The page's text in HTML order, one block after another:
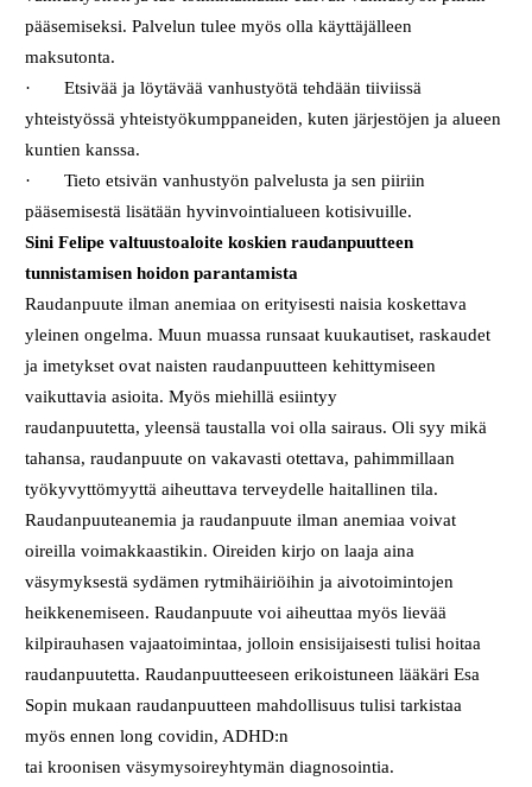
pääsemiseksi. Palvelun tulee myös olla käyttäjälleen
maksutonta.
· Etsivää ja löytävää vanhustyötä tehdään tiiviissä
yhteistyössä yhteistyökumppaneiden, kuten järjestöjen ja alueen
kuntien kanssa.
· Tieto etsivän vanhustyön palvelusta ja sen piiriin
pääsemisestä lisätään hyvinvointialueen kotisivuille.
Sini Felipe valtuustoaloite koskien raudanpuutteen
tunnistamisen hoidon parantamista
Raudanpuute ilman anemiaa on erityisesti naisia koskettava
yleinen ongelma. Muun muassa runsaat kuukautiset, raskaudet
ja imetykset ovat naisten raudanpuutteen kehittymiseen
vaikuttavia asioita. Myös miehillä esiintyy
raudanpuutetta, yleensä taustalla voi olla sairaus. Oli syy mikä
tahansa, raudanpuute on vakavasti otettava, pahimmillaan
työkyvyttömyyttä aiheuttava terveydelle haitallinen tila.
Raudanpuuteanemia ja raudanpuute ilman anemiaa voivat
oireilla voimakkaastikin. Oireiden kirjo on laaja aina
väsymyksestä sydämen rytmihäiriöihin ja aivotoimintojen
heikkenemiseen. Raudanpuute voi aiheuttaa myös lievää
kilpirauhasen vajaatoimintaa, jolloin ensisijaisesti tulisi hoitaa
raudanpuutetta. Raudanpuutteeseen erikoistuneen lääkäri Esa
Sopin mukaan raudanpuutteen mahdollisuus tulisi tarkistaa
myös ennen long covidin, ADHD:n
tai kroonisen väsymysoireyhtymän diagnosointia.